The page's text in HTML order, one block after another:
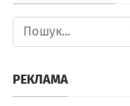
РЕКЛАМА